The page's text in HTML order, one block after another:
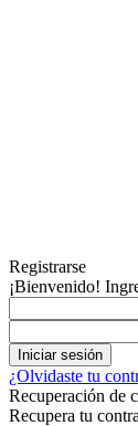
Registrarse
¡Bienvenido!
¿Olvidaste tu
Recuperación de
Recupera tu